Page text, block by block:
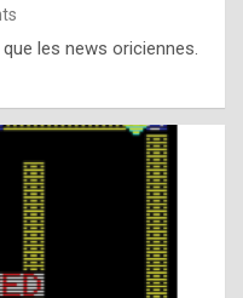
les news oriciennes.